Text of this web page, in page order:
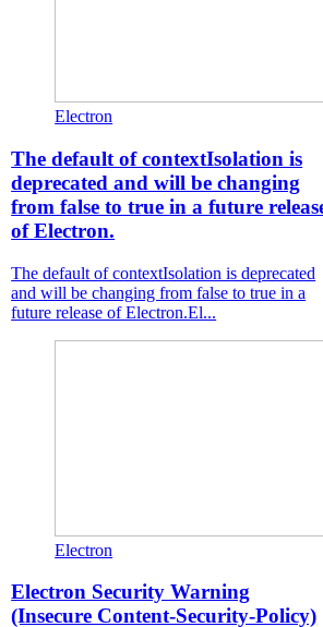
Electron
The default of contextIsolation is
deprecated and will be changing
from false to true in a future
of Electron.
The default of contextIsolation is deprecated
and will be changing from false to true in a
future release of Electron.El...
Electron
Electron Security Warning
(Insecure Content-Security-Policy)